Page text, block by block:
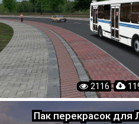
2116 ·
Пак перекрасок для